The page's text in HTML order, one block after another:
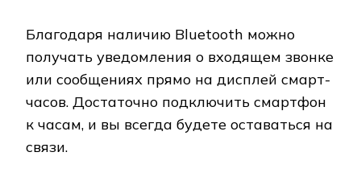
Благодаря наличию Bluetooth можно
получать уведомления о входящем звонке
или сообщениях прямо на дисплей смарт-
часов. Достаточно подключить смартфон
к часам, и вы всегда будете оставаться на
связи.